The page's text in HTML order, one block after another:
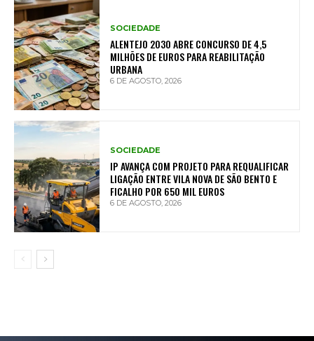
SOCIEDADE
ALENTEJO 2030 ABRE CONCURSO DE 4,5
MILHÕES DE EUROS PARA REABILITAÇÃO
URBANA
6 DE AGOSTO, 2026
SOCIEDADE
IP AVANÇA COM PROJETO PARA REQUALIFICAR
LIGAÇÃO ENTRE VILA NOVA DE SÃO BENTO E
FICALHO POR 650 MIL EUROS
6 DE AGOSTO, 2026